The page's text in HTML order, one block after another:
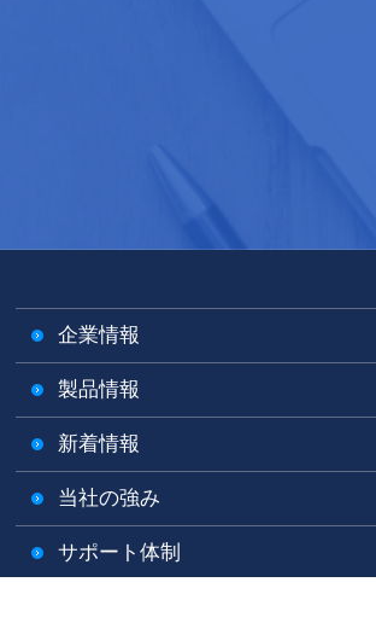
企業情報
製品情報
新着情報
当社の強み
サポート体制